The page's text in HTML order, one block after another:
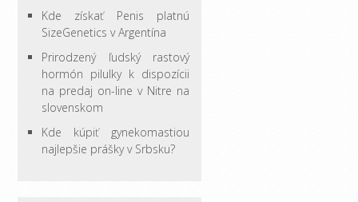
Kde získať Penis platnú
SizeGenetics v Argentína
Prirodzený ľudský rastový
hormón pilulky k dispozícii
na predaj on-line v Nitre na
slovenskom
Kde kúpiť gynekomastiou
najlepšie prášky v Srbsku?